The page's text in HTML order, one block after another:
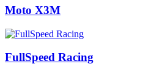
Moto X3M
FullSpeed Racing